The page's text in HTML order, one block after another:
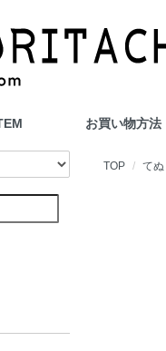
お買い物方法
TOP て